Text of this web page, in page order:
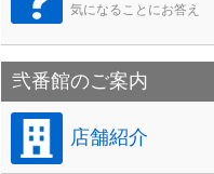
気になることにお答え
弐番館のご案内
店舗紹介